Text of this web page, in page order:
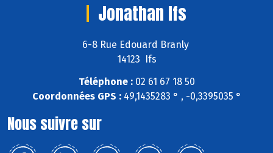
Jonathan Ifs
6-8 Rue Edouard Branly
14123 Ifs
Téléphone :02 61 67 18 50
Coordonnées GPS :49,1435283 ° , -0,3395035 °
Nous suivre sur